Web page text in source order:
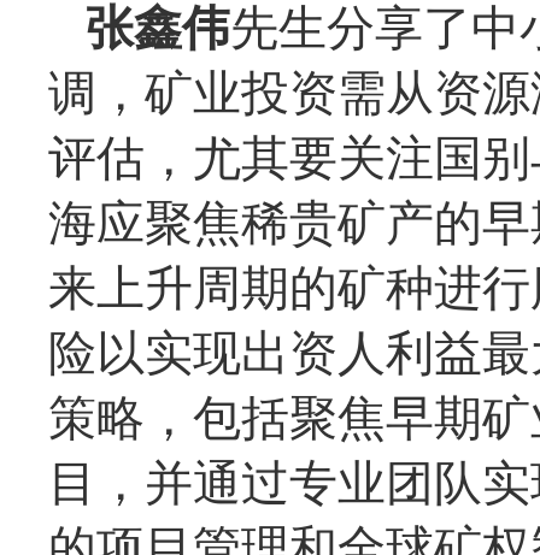
张鑫伟先生分享了中
调，矿业投资需从资
评估，尤其要关注国
海应聚焦稀贵矿产的
来上升周期的矿种进
险以实现出资人利益
策略，包括聚焦早期
目，并通过专业团队